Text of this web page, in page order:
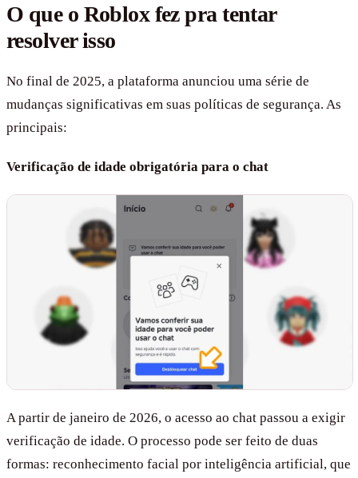
O que o Roblox fez pra tentar
resolver isso
No final de 2025, a plataforma anunciou uma série de
mudanças significativas em suas políticas de segurança. As
principais:
Verificação de idade obrigatória para o chat
A partir de janeiro de 2026, o acesso ao chat passou a exigir
verificação de idade. O processo pode ser feito de duas
formas: reconhecimento facial por inteligência artificial, que